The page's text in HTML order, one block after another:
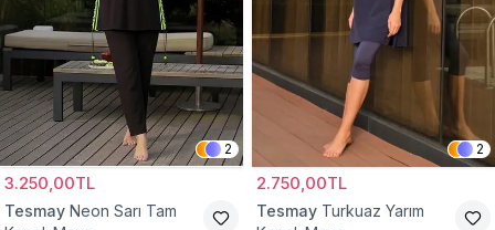
2
3.250,00TL
Tesmay Neon Sarı Tam
2
2.750,00TL
Tesmay Turkuaz Yarım